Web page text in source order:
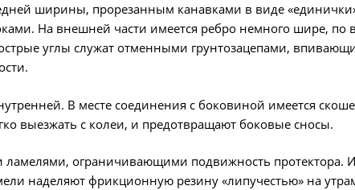
ширины, прорезанным канавками в виде
На внешней части имеется ребро немного шире, по
углы служат отменными грунтозацепами,
В месте соединения с боковиной имеется
выезжать с колеи, и предотвращают боковые сносы.
ламелями, ограничивающими подвижность протектора.
наделяют фрикционную резину «липучестью» на